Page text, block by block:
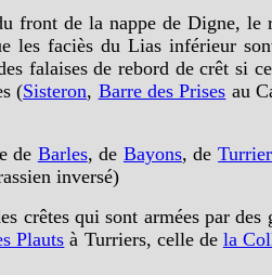
front de la nappe de Digne,
faciès du Lias inférieur
falaises de rebord de crêt si
(Sisteron, Barre des Prises au
de Barles, de Bayons, de
inversé)
crêtes qui sont armées par
Plauts à Turriers, celle de la